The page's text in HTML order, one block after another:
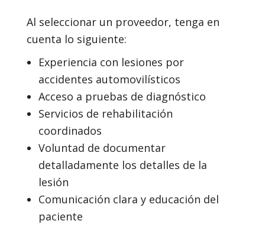
Al seleccionar un proveedor, tenga en
cuenta lo siguiente:
Experiencia con lesiones por
accidentes automovilísticos
Acceso a pruebas de diagnóstico
Servicios de rehabilitación
coordinados
Voluntad de documentar
detalladamente los detalles de la
lesión
Comunicación clara y educación del
paciente